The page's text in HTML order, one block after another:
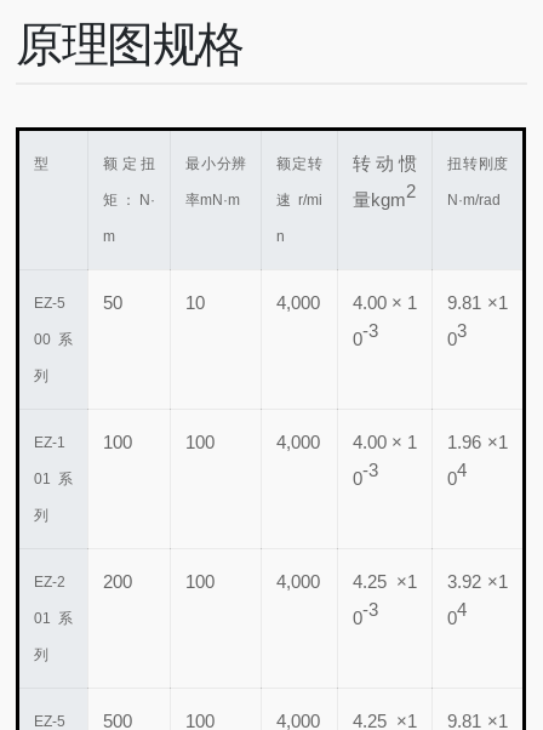
原理图规格
型 额定扭
矩： N·
m
最小分辨
率mN·m
额定转
速r/mi
n
转动惯
量kgm2
扭转刚度
N·m/rad
EZ-5
00 系
列
50 10 4,000
4.00 × 1
0-3
9.81 ×1
03
EZ-1
01 系
列
100 100 4,000
4.00 × 1
0-3
1.96 ×1
04
EZ-2
01 系
列
200 100 4,000
4.25 ×1
0-3
3.92 ×1
04
EZ-5 500 100 4,000 4.25 ×1 9.81 ×1